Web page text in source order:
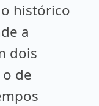
histórico
a
dois
de